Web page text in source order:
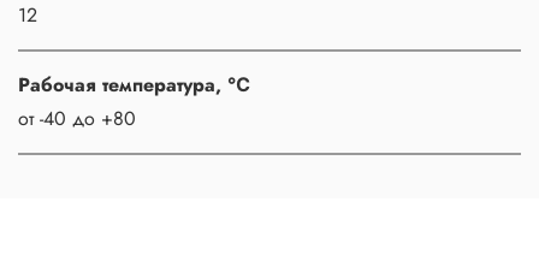
12
Рабочая температура, ℃
от -40 до +80